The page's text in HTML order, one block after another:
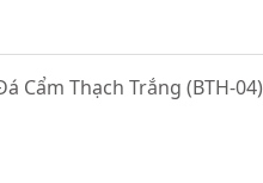
Cẩm Thạch Trắng (BTH-04)